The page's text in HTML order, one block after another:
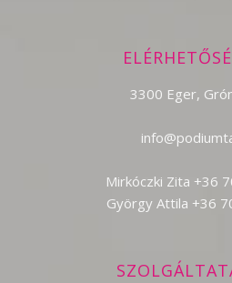
3300 Eger,
Mirkóczki Zita +36
György Attila +36